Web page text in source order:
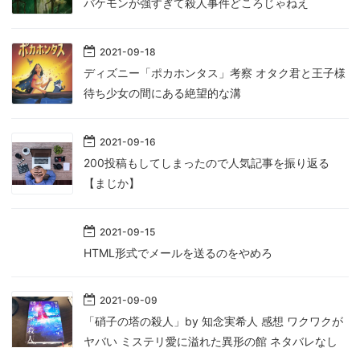
バケモンが強すぎて殺人事件どころじゃねえ
2021-09-18
ディズニー「ポカホンタス」考察 オタク君と王子様
待ち少女の間にある絶望的な溝
2021-09-16
200投稿もしてしまったので人気記事を振り返る
【まじか】
2021-09-15
HTML形式でメールを送るのをやめろ
2021-09-09
「硝子の塔の殺人」by 知念実希人 感想 ワクワクが
ヤバい ミステリ愛に溢れた異形の館 ネタバレなし